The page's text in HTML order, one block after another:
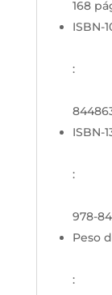
168
ISBN-
:
ISBN-
:
978-
Peso
: